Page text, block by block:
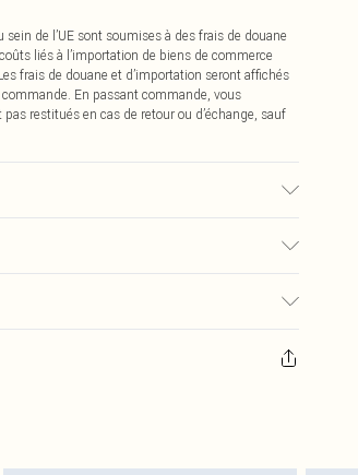
de l’UE sont soumises à des frais de douane
liés à l’importation de biens de commerce
frais de douane et d’importation seront affichés
En passant commande, vous
restitués en cas de retour ou d’échange, sauf
€7.99
cosmétiques, les bijoux pour piercings, les jouets
de lit, les matelas, les surmatelas et les